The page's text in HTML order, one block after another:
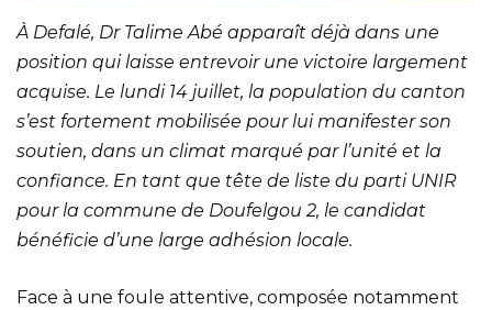
À Defalé, Dr Talime Abé apparaît déjà dans une
position qui laisse entrevoir une victoire largement
acquise. Le lundi 14 juillet, la population du canton
s’est fortement mobilisée pour lui manifester son
soutien, dans un climat marqué par l’unité et la
confiance. En tant que tête de liste du parti UNIR
pour la commune de Doufelgou 2, le candidat
bénéficie d’une large adhésion locale.
Face à une foule attentive, composée notamment